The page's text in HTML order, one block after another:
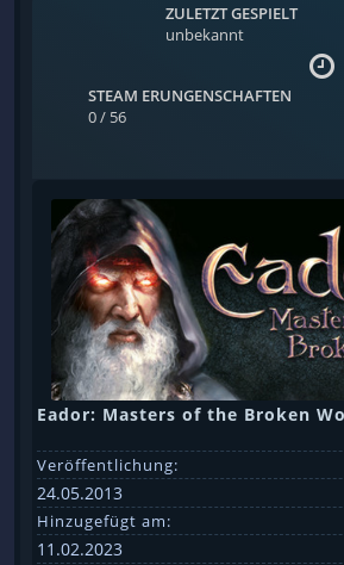
ZULETZT GESPIELT
unbekannt
STEAM ERUNGENSCHAFTEN
0 / 56
Eador: Masters of the Broken
Veröffentlichung:
24.05.2013
Hinzugefügt am:
11.02.2023